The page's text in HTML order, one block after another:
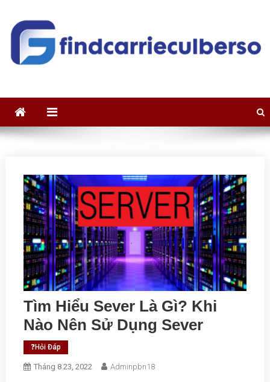
Tìm Hiểu Sever Là Gì? Khi
Nào Nên Sử Dụng Sever
❓Hỏi Đáp
Tháng 8 23, 2022 Adminpbn18